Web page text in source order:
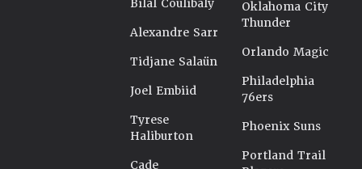
Bilal Coulibaly
Alexandre Sarr
Tidjane Salaün
Joel Embiid
Tyrese
Haliburton
Cade
Oklahoma City
Thunder
Orlando Magic
Philadelphia
76ers
Phoenix Suns
Portland Trail